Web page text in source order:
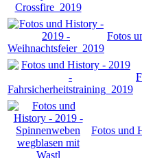
Fotos
Fotos und